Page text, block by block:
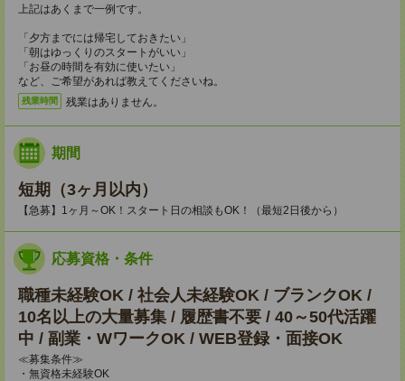
上記はあくまで一例です。
「夕方までには帰宅しておきたい」
「朝はゆっくりのスタートがいい」
「お昼の時間を有効に使いたい」
など、ご希望があれば教えてくださいね。
残業時間 残業はありません。
期間
短期（3ヶ月以内）
【急募】1ヶ月～OK！スタート日の相談もOK！（最短2日後から）
応募資格・条件
職種未経験OK / 社会人未経験OK / ブランクOK /
10名以上の大量募集 / 履歴書不要 / 40～50代活躍
中 / 副業・WワークOK / WEB登録・面接OK
≪募集条件≫
・無資格未経験OK